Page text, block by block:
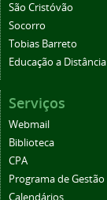
São Cristóvão
Socorro
Tobias Barreto
Educação a Distância
Serviços
Webmail
Biblioteca
CPA
Programa de Gestão